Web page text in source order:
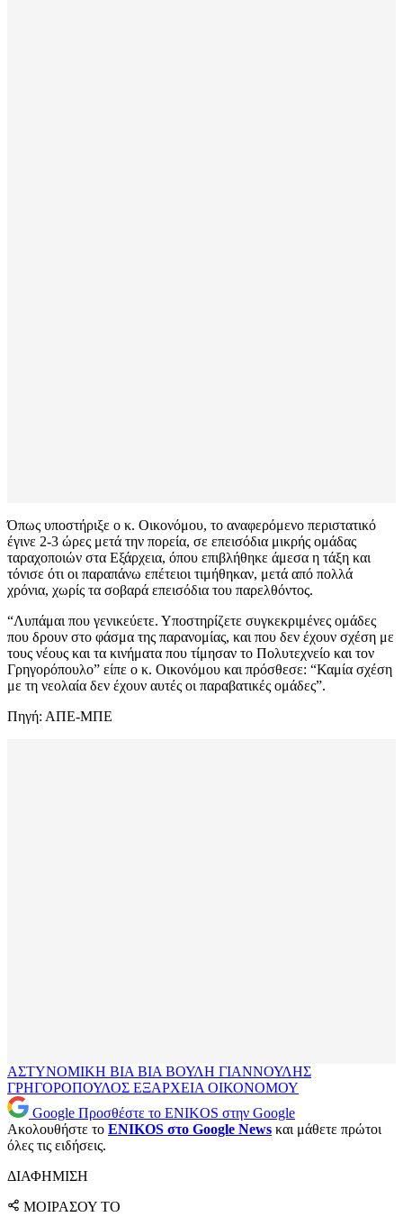
Όπως υποστήριξε ο κ. Οικονόμου, το αναφερόμενο περιστατικό
έγινε 2-3 ώρες μετά την πορεία, σε επεισόδια μικρής ομάδας
ταραχοποιών στα Εξάρχεια, όπου επιβλήθηκε άμεσα η τάξη και
τόνισε ότι οι παραπάνω επέτειοι τιμήθηκαν, μετά από πολλά
χρόνια, χωρίς τα σοβαρά επεισόδια του παρελθόντος.
“Λυπάμαι που γενικεύετε. Υποστηρίζετε συγκεκριμένες ομάδες
που δρουν στο φάσμα της παρανομίας, και που δεν έχουν σχέση με
τους νέους και τα κινήματα που τίμησαν το Πολυτεχνείο και τον
Γρηγορόπουλο” είπε ο κ. Οικονόμου και πρόσθεσε: “Καμία σχέση
με τη νεολαία δεν έχουν αυτές οι παραβατικές ομάδες”.
Πηγή: ΑΠΕ-ΜΠΕ
ΑΣΤΥΝΟΜΙΚΗ ΒΙΑ ΒΙΑ ΒΟΥΛΗ ΓΙΑΝΝΟΥΛΗΣ
ΓΡΗΓΟΡΟΠΟΥΛΟΣ ΕΞΑΡΧΕΙΑ ΟΙΚΟΝΟΜΟΥ
Google Προσθέστε το ENIKOS στην Google
Ακολουθήστε το ENIKOS στο Google News και μάθετε πρώτοι
όλες τις ειδήσεις.
ΔΙΑΦΗΜΙΣΗ
ΜΟΙΡΑΣΟΥ ΤΟ